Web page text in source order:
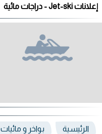
إعلانات Jet-ski - دراجات مائية
الرئيسية بواخر و مائيات